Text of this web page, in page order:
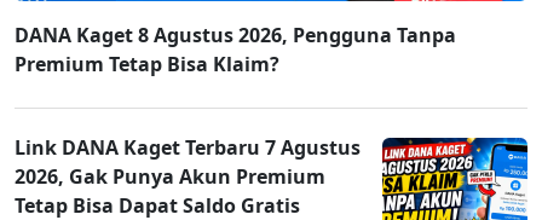
DANA Kaget 8 Agustus 2026, Pengguna Tanpa
Premium Tetap Bisa Klaim?
Link DANA Kaget Terbaru 7 Agustus
2026, Gak Punya Akun Premium
Tetap Bisa Dapat Saldo Gratis